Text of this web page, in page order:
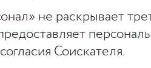
не раскрывает
Соискателя.